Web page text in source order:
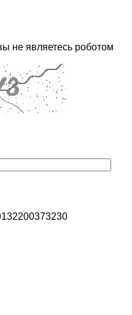
не являетесь роботом